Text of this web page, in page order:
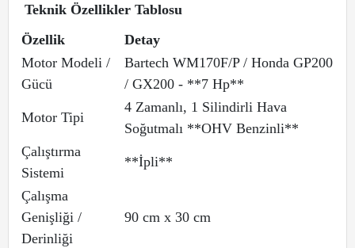
Teknik Özellikler Tablosu
Özellik
Detay
Motor Modeli /
Gücü
Bartech WM170F/P / Honda GP200
/ GX200 - **7 Hp**
Motor Tipi
4 Zamanlı, 1 Silindirli Hava
Soğutmalı **OHV Benzinli**
Çalıştırma
Sistemi
**İpli**
Çalışma
Genişliği /
Derinliği
90 cm x 30 cm